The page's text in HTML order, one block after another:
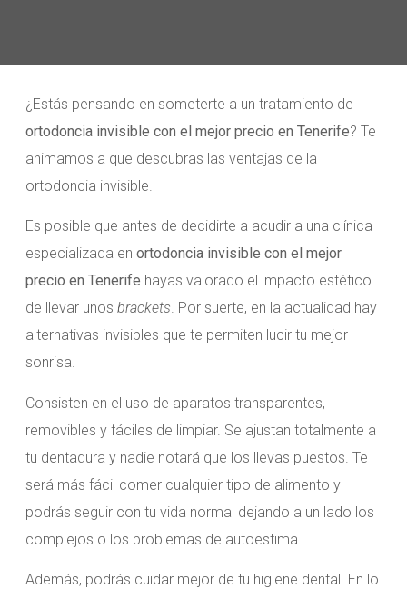
¿Estás pensando en someterte a un tratamiento de
ortodoncia invisible con el mejor precio en Tenerife? Te
animamos a que descubras las ventajas de la
ortodoncia invisible.
Es posible que antes de decidirte a acudir a una clínica
especializada en ortodoncia invisible con el mejor
precio en Tenerife hayas valorado el impacto estético
de llevar unos brackets. Por suerte, en la actualidad hay
alternativas invisibles que te permiten lucir tu mejor
sonrisa.
Consisten en el uso de aparatos transparentes,
removibles y fáciles de limpiar. Se ajustan totalmente a
tu dentadura y nadie notará que los llevas puestos. Te
será más fácil comer cualquier tipo de alimento y
podrás seguir con tu vida normal dejando a un lado los
complejos o los problemas de autoestima.
Además, podrás cuidar mejor de tu higiene dental. En lo